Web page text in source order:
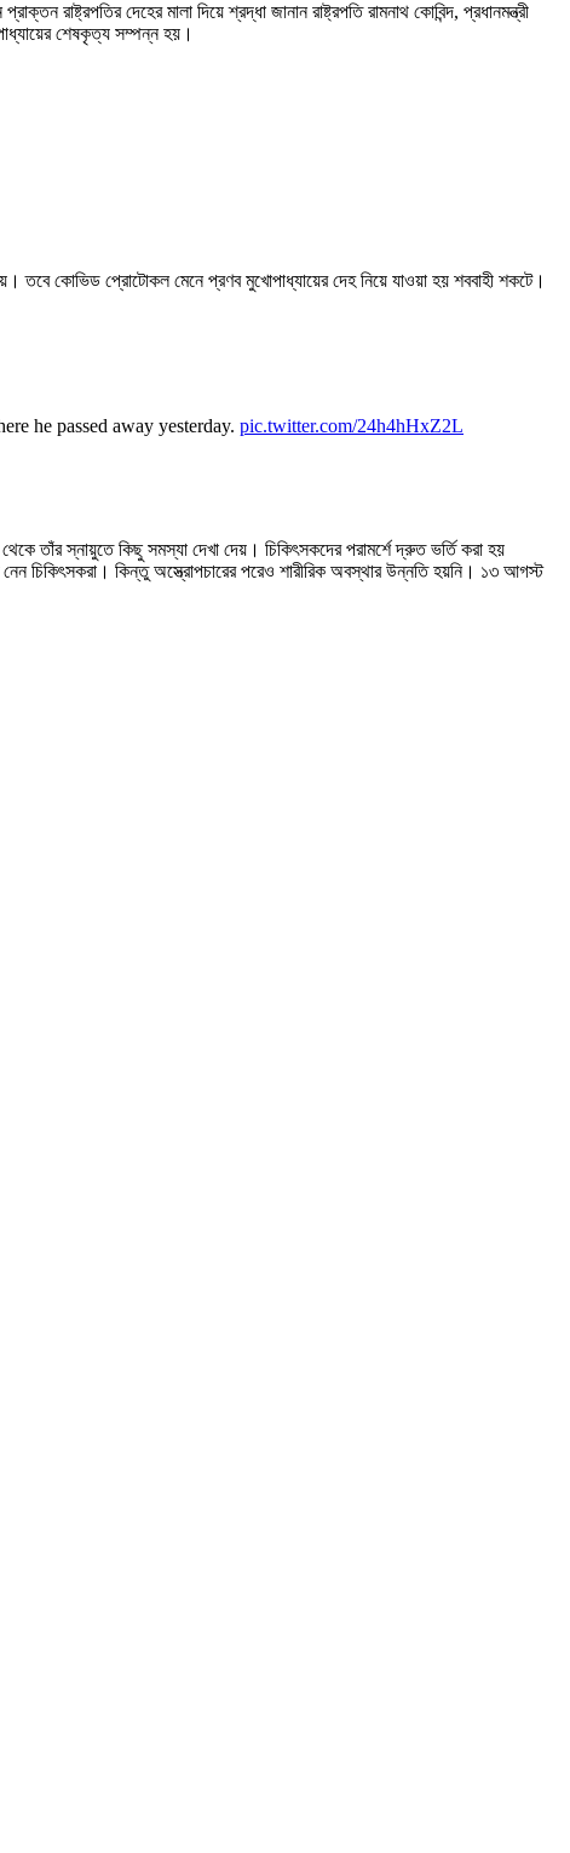
রাষ্ট্রপতির দেহের মালা দিয়ে শ্রদ্ধা জানান রাষ্ট্রপতি রামনাথ কোবিন্দ, প্রধানমন্ত্রী
শেষকৃত্য সম্পন্ন হয়।
তবে কোভিড প্রোটোকল মেনে প্রণব মুখোপাধ্যায়ের দেহ নিয়ে যাওয়া হয় শববাহী শকটে।
he passed away yesterday. pic.twitter.com/24h4hHxZ2L
তাঁর স্নায়ুতে কিছু সমস্যা দেখা দেয়। চিকিৎসকদের পরামর্শে দ্রুত ভর্তি করা হয়
চিকিৎসকরা। কিন্তু অস্ত্রোপচারের পরেও শারীরিক অবস্থার উন্নতি হয়নি। ১৩ আগস্ট